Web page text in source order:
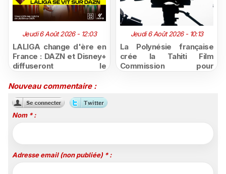
Jeudi 6 Août 2026 - 12:03
LALIGA change d'ère en
France : DAZN et Disney+
diffuseront le
jusqu'en 2029, un revers
Jeudi 6 Août 2026 - 10:13
La Polynésie française
crée la Tahiti Film
Commission pour
Nouveau commentaire :
Nom * :
Adresse email (non publiée) * :